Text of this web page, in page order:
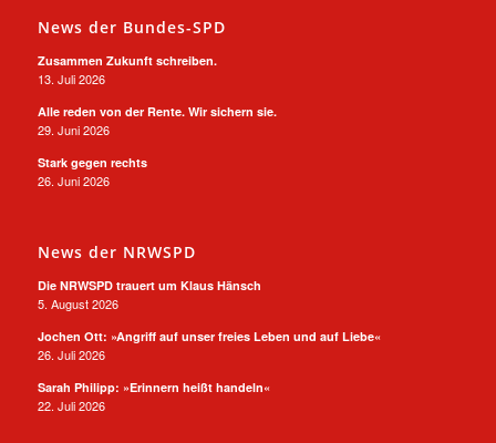
News der Bundes-SPD
Zusammen Zukunft schreiben.
13. Juli 2026
Alle reden von der Rente. Wir sichern sie.
29. Juni 2026
Stark gegen rechts
26. Juni 2026
News der NRWSPD
Die NRWSPD trauert um Klaus Hänsch
5. August 2026
Jochen Ott: »Angriff auf unser freies Leben und auf Liebe«
26. Juli 2026
Sarah Philipp: »Erinnern heißt handeln«
22. Juli 2026